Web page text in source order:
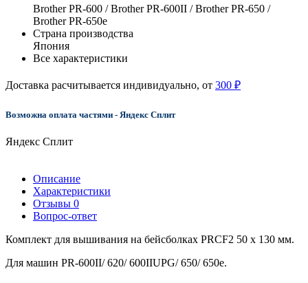
Brother PR-600 / Brother PR-600II / Brother PR-650 /
Brother PR-650e
Страна производства
Япония
Все характеристики
Доставка расчитывается индивидуально, от 300 ₽
Возможна оплата частями - Яндекс Сплит
Яндекс Сплит
Описание
Характеристики
Отзывы 0
Вопрос-ответ
Комплект для вышивания на бейсболках PRCF2 50 х 130 мм.
Для машин PR-600II/ 620/ 600IIUPG/ 650/ 650e.